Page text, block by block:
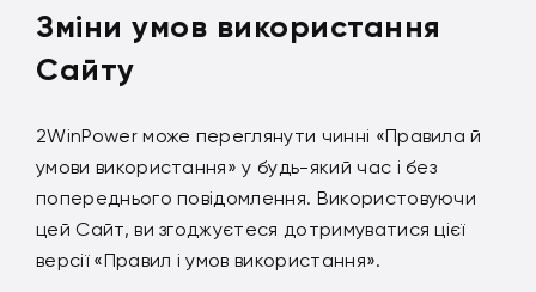
Зміни умов використання
Сайту
2WinPower може переглянути чинні «Правила й
умови використання» у будь-який час і без
попереднього повідомлення. Використовуючи
цей Сайт, ви згоджуєтеся дотримуватися цієї
версії «Правил і умов використання».